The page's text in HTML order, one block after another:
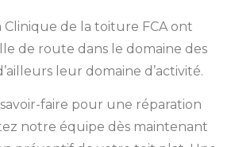
Clinique de la toiture FCA ont
de route dans le domaine des
leur domaine d’activité.
faire pour une réparation
notre équipe dès maintenant